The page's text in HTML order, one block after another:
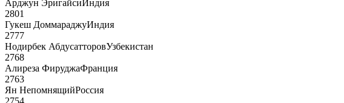
Арджун ЭригайсиИндия
2801
Гукеш ДоммараджуИндия
2777
Нодирбек АбдусатторовУзбекистан
2768
Алиреза ФируджаФранция
2763
Ян НепомнящийРоссия
2754